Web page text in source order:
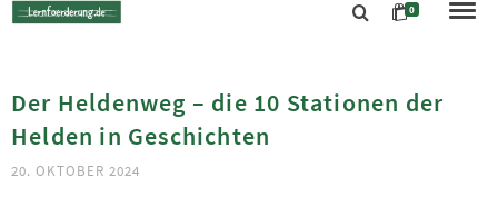
0
Der Heldenweg – die 10 Stationen der
Helden in Geschichten
20. OKTOBER 2024